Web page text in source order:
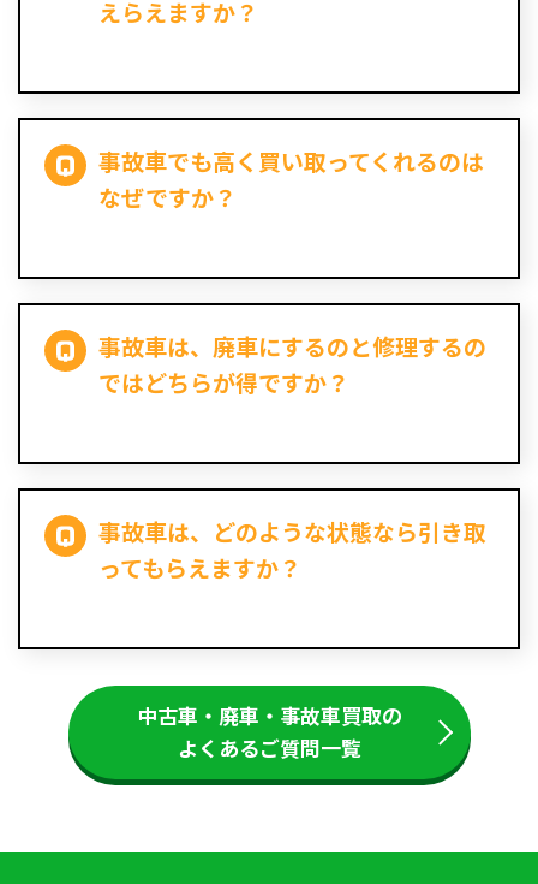
えらえますか？
事故車でも高く買い取ってくれるのは
なぜですか？
事故車は、廃車にするのと修理するの
ではどちらが得ですか？
事故車は、どのような状態なら引き取
ってもらえますか？
中古車・廃車・事故車買取の
よくあるご質問一覧